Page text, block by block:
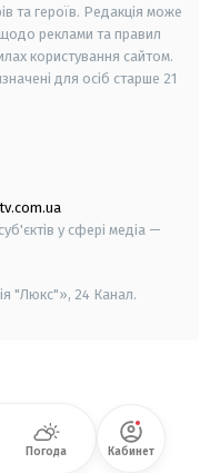
та героїв. Редакція може
щодо реклами та правил
користування сайтом.
для осіб старше 21
у сфері медіа —
"Люкс"», 24 Канал.
Погода Кабинет